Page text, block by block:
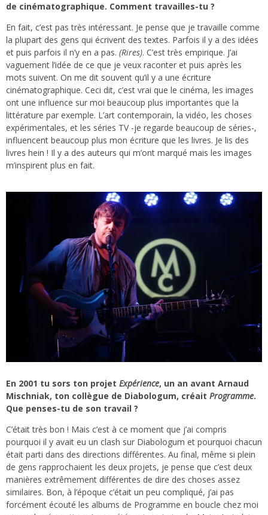
de cinématographique. Comment travailles-tu ?
En fait, c’est pas très intéressant. Je pense que je travaille comme
la plupart des gens qui écrivent des textes. Parfois il y a des idées
et puis parfois il n’y en a pas. (Rires). C’est très empirique. J’ai
vaguement l’idée de ce que je veux raconter et puis après les
mots suivent. On me dit souvent qu’il y a une écriture
cinématographique. Ceci dit, c’est vrai que le cinéma, les images
ont une influence sur moi beaucoup plus importantes que la
littérature par exemple. L’art contemporain, la vidéo, les choses
expérimentales, et les séries TV -je regarde beaucoup de séries-,
influencent beaucoup plus mon écriture que les livres. Je lis des
livres hein ! Il y a des auteurs qui m’ont marqué mais les images
m’inspirent plus en fait.
En 2001 tu sors ton projet Expérience, un an avant Arnaud
Mischniak, ton collègue de Diabologum, créait Programme.
Que penses-tu de son travail ?
C’était très bon ! Mais c’est à ce moment que j’ai compris
pourquoi il y avait eu un clash sur Diabologum et pourquoi chacun
était parti dans des directions différentes. Au final, même si plein
de gens rapprochaient les deux projets, je pense que c’est deux
manières extrêmement différentes de dire des choses assez
similaires. Bon, à l’époque c’était un peu compliqué, j’ai pas
forcément écouté les albums de Programme en boucle chez moi